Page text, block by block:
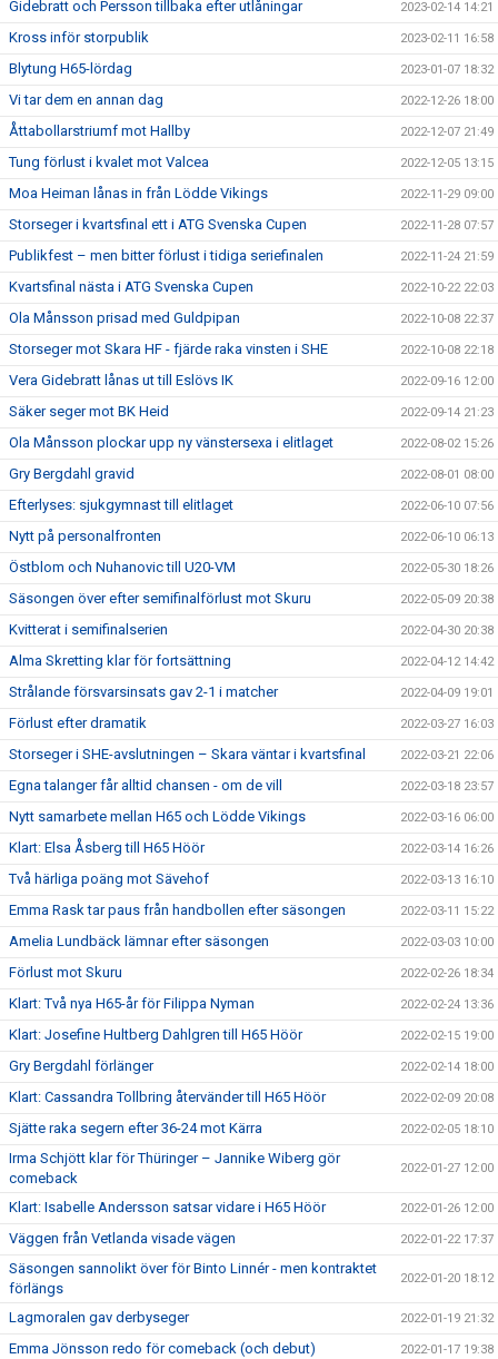
Gidebratt och Persson tillbaka efter utlåningar 2023-02-14 14:21
Kross inför storpublik 2023-02-11 16:58
Blytung H65-lördag 2023-01-07 18:32
Vi tar dem en annan dag 2022-12-26 18:00
Åttabollarstriumf mot Hallby 2022-12-07 21:49
Tung förlust i kvalet mot Valcea 2022-12-05 13:15
Moa Heiman lånas in från Lödde Vikings 2022-11-29 09:00
Storseger i kvartsfinal ett i ATG Svenska Cupen 2022-11-28 07:57
Publikfest – men bitter förlust i tidiga seriefinalen 2022-11-24 21:59
Kvartsfinal nästa i ATG Svenska Cupen 2022-10-22 22:03
Ola Månsson prisad med Guldpipan 2022-10-08 22:37
Storseger mot Skara HF - fjärde raka vinsten i SHE 2022-10-08 22:18
Vera Gidebratt lånas ut till Eslövs IK 2022-09-16 12:00
Säker seger mot BK Heid 2022-09-14 21:23
Ola Månsson plockar upp ny vänstersexa i elitlaget 2022-08-02 15:26
Gry Bergdahl gravid 2022-08-01 08:00
Efterlyses: sjukgymnast till elitlaget 2022-06-10 07:56
Nytt på personalfronten 2022-06-10 06:13
Östblom och Nuhanovic till U20-VM 2022-05-30 18:26
Säsongen över efter semifinalförlust mot Skuru 2022-05-09 20:38
Kvitterat i semifinalserien 2022-04-30 20:38
Alma Skretting klar för fortsättning 2022-04-12 14:42
Strålande försvarsinsats gav 2-1 i matcher 2022-04-09 19:01
Förlust efter dramatik 2022-03-27 16:03
Storseger i SHE-avslutningen – Skara väntar i kvartsfinal 2022-03-21 22:06
Egna talanger får alltid chansen - om de vill 2022-03-18 23:57
Nytt samarbete mellan H65 och Lödde Vikings 2022-03-16 06:00
Klart: Elsa Åsberg till H65 Höör 2022-03-14 16:26
Två härliga poäng mot Sävehof 2022-03-13 16:10
Emma Rask tar paus från handbollen efter säsongen 2022-03-11 15:22
Amelia Lundbäck lämnar efter säsongen 2022-03-03 10:00
Förlust mot Skuru 2022-02-26 18:34
Klart: Två nya H65-år för Filippa Nyman 2022-02-24 13:36
Klart: Josefine Hultberg Dahlgren till H65 Höör 2022-02-15 19:00
Gry Bergdahl förlänger 2022-02-14 18:00
Klart: Cassandra Tollbring återvänder till H65 Höör 2022-02-09 20:08
Sjätte raka segern efter 36-24 mot Kärra 2022-02-05 18:10
Irma Schjött klar för Thüringer – Jannike Wiberg gör
comeback
2022-01-27 12:00
Klart: Isabelle Andersson satsar vidare i H65 Höör 2022-01-26 12:00
Väggen från Vetlanda visade vägen 2022-01-22 17:37
Säsongen sannolikt över för Binto Linnér - men kontraktet
förlängs
2022-01-20 18:12
Lagmoralen gav derbyseger 2022-01-19 21:32
Emma Jönsson redo för comeback (och debut) 2022-01-17 19:38